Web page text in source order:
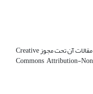
این نشریه با دسترسی آزاد منتشر می‌شود و مقالات آن تحت مجوز Creative
Commons Attribution-